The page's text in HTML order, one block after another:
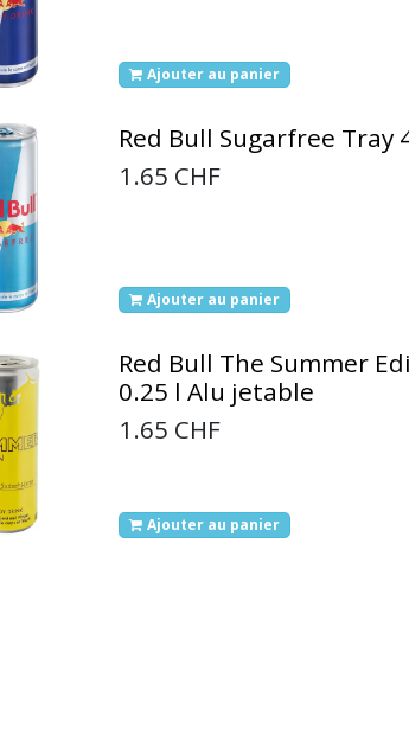
Ajouter au panier
Red Bull Sugarfree Tray
1.65 CHF
Ajouter au panier
Red Bull The Summer
0.25 l Alu jetable
1.65 CHF
Ajouter au panier